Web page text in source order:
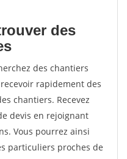
des
des chantiers
rapidement des
chantiers. Recevez
devis en rejoignant
Vous pourrez ainsi
particuliers proches de